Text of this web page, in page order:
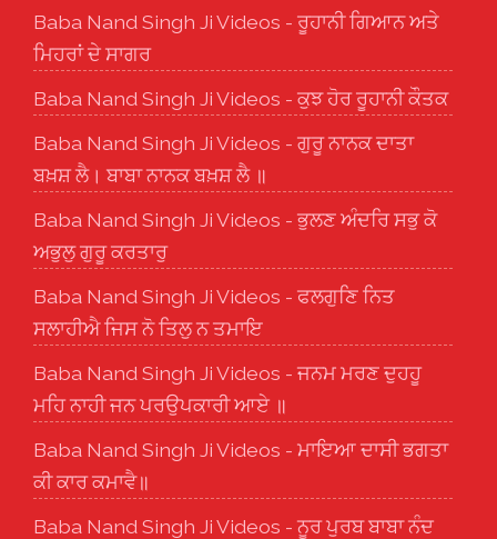
Baba Nand Singh Ji Videos - ਰੂਹਾਨੀ ਗਿਆਨ ਅਤੇ
ਮਿਹਰਾਂ ਦੇ ਸਾਗਰ
Baba Nand Singh Ji Videos - ਕੁਝ ਹੋਰ ਰੂਹਾਨੀ ਕੌਤਕ
Baba Nand Singh Ji Videos - ਗੁਰੂ ਨਾਨਕ ਦਾਤਾ
ਬਖ਼ਸ਼ ਲੈ। ਬਾਬਾ ਨਾਨਕ ਬਖ਼ਸ਼ ਲੈ ॥
Baba Nand Singh Ji Videos - ਭੁਲਣ ਅੰਦਰਿ ਸਭੁ ਕੋ
ਅਭੁਲੁ ਗੁਰੂ ਕਰਤਾਰੁ
Baba Nand Singh Ji Videos - ਫਲਗੁਣਿ ਨਿਤ
ਸਲਾਹੀਐ ਜਿਸ ਨੋ ਤਿਲੁ ਨ ਤਮਾਇ
Baba Nand Singh Ji Videos - ਜਨਮ ਮਰਣ ਦੁਹਹੂ
ਮਹਿ ਨਾਹੀ ਜਨ ਪਰਉਪਕਾਰੀ ਆਏ ॥
Baba Nand Singh Ji Videos - ਮਾਇਆ ਦਾਸੀ ਭਗਤਾ
ਕੀ ਕਾਰ ਕਮਾਵੈ॥
Baba Nand Singh Ji Videos - ਨੂਰ ਪੁਰਬ ਬਾਬਾ ਨੰਦ